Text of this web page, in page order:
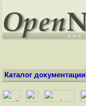
Каталог документации